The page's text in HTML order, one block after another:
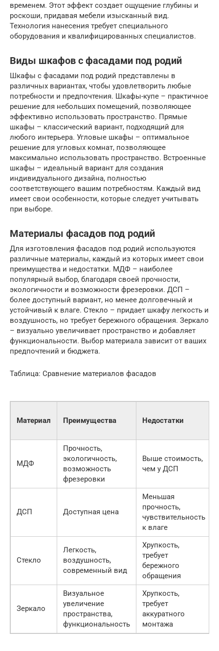
временем. Этот эффект создает ощущение глубины и
роскоши, придавая мебели изысканный вид.
Технология нанесения требует специального
оборудования и квалифицированных специалистов.
Виды шкафов с фасадами под родий
Шкафы с фасадами под родий представлены в
различных вариантах, чтобы удовлетворить любые
потребности и предпочтения. Шкафы-купе – практичное
решение для небольших помещений, позволяющее
эффективно использовать пространство. Прямые
шкафы – классический вариант, подходящий для
любого интерьера. Угловые шкафы – оптимальное
решение для угловых комнат, позволяющее
максимально использовать пространство. Встроенные
шкафы – идеальный вариант для создания
индивидуального дизайна, полностью
соответствующего вашим потребностям. Каждый вид
имеет свои особенности, которые следует учитывать
при выборе.
Материалы фасадов под родий
Для изготовления фасадов под родий используются
различные материалы, каждый из которых имеет свои
преимущества и недостатки. МДФ – наиболее
популярный выбор, благодаря своей прочности,
экологичности и возможности фрезеровки. ДСП –
более доступный вариант, но менее долговечный и
устойчивый к влаге. Стекло – придает шкафу легкость и
воздушность, но требует бережного обращения. Зеркало
– визуально увеличивает пространство и добавляет
функциональности. Выбор материала зависит от ваших
предпочтений и бюджета.
Таблица: Сравнение материалов фасадов
Материал Преимущества Недостатки
МДФ
Прочность,
экологичность,
возможность
фрезеровки
Выше стоимость,
чем у ДСП
ДСП Доступная цена
Меньшая
прочность,
чувствительность
к влаге
Стекло
Легкость,
воздушность,
современный вид
Хрупкость,
требует
бережного
обращения
Зеркало
Визуальное
увеличение
пространства,
функциональность
Хрупкость,
требует
аккуратного
монтажа